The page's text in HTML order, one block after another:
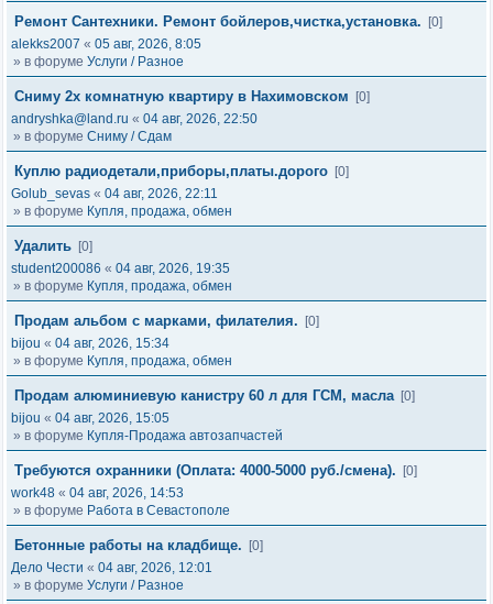
Ремонт Сантехники. Ремонт бойлеров,чистка,установка.
[0]
alekks2007 « 05 авг, 2026, 8:05
» в форуме Услуги / Разное
Сниму 2х комнатную квартиру в Нахимовском
[0]
andryshka@land.ru « 04 авг, 2026, 22:50
» в форуме Сниму / Сдам
Куплю радиодетали,приборы,платы.дорого [0]
Golub_sevas « 04 авг, 2026, 22:11
» в форуме Купля, продажа, обмен
Удалить [0]
student200086 « 04 авг, 2026, 19:35
» в форуме Купля, продажа, обмен
Продам альбом с марками, филателия.
[0]
bijou « 04 авг, 2026, 15:34
» в форуме Купля, продажа, обмен
Продам алюминиевую канистру 60 л для ГСМ, масла [0]
bijou « 04 авг, 2026, 15:05
» в форуме Купля-Продажа автозапчастей
Требуются охранники (Оплата: 4000-5000 руб./смена).
[0]
work48 « 04 авг, 2026, 14:53
» в форуме Работа в Севастополе
Бетонные работы на кладбище.
[0]
Дело Чести « 04 авг, 2026, 12:01
» в форуме Услуги / Разное